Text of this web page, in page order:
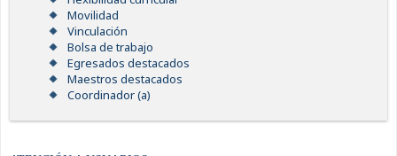
Movilidad
Vinculación
Bolsa de trabajo
Egresados destacados
Maestros destacados
Coordinador (a)